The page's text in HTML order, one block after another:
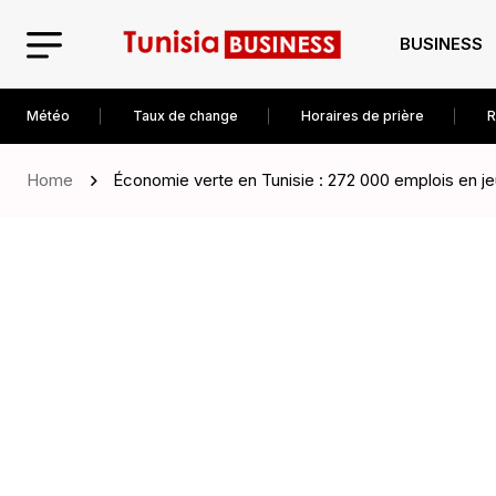
BUSINESS
Météo Taux de change Horaires de prière
Home Économie verte en Tunisie : 272 000 emplois en